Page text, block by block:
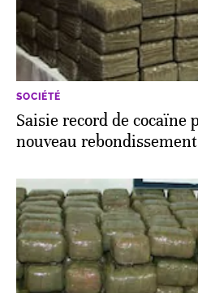
SOCIÉTÉ
Saisie record de cocaïne
nouveau rebondissement